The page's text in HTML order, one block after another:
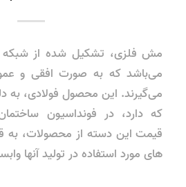
مش فلزی، تشکیل شده از شبکه
می‌باشد که به صورت افقی و
می‌گیرند. این محصول فولادی، به
که دارد، در فونداسیون
قیمت این دسته از محصولات، به
های مورد استفاده در تولید آنها